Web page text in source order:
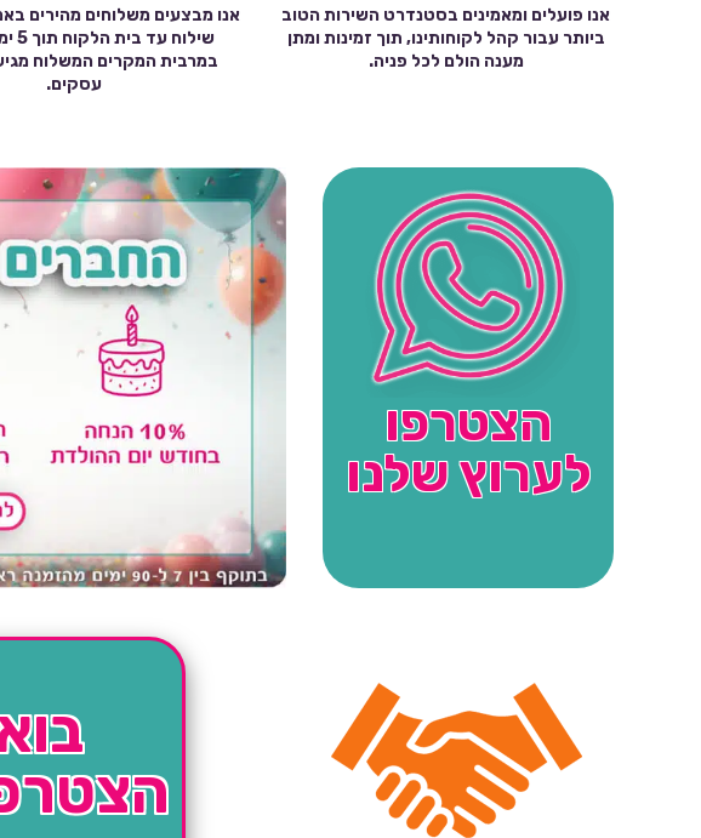
אנו פועלים ומאמינים בסטנדרט השירות הטוב
ביותר עבור קהל לקוחותינו, תוך זמינות ומתן
מענה הולם לכל פניה.
אנו מבצעים משלוחים מהירים
עסקים.
הצטרפו
לערוץ שלנו